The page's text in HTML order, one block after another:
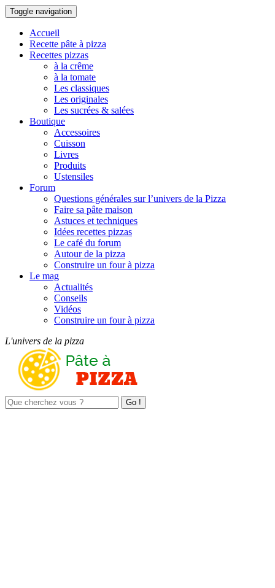
Toggle navigation
Accueil
Recette pâte à pizza
Recettes pizzas
à la crême
à la tomate
Les classiques
Les originales
Les sucrées & salées
Boutique
Accessoires
Cuisson
Livres
Produits
Ustensiles
Forum
Questions générales sur l’univers de la Pizza
Faire sa pâte maison
Astuces et techniques
Idées recettes pizzas
Le café du forum
Autour de la pizza
Construire un four à pizza
Le mag
Actualités
Conseils
Vidéos
Construire un four à pizza
L'univers de la pizza